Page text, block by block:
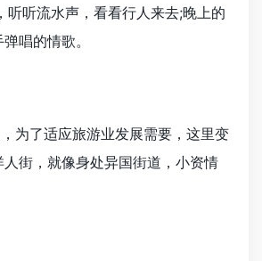
听流水声，看看行人来去;晚上的
唱的情歌。
为了适应旅游业发展需要，这里变
街，就像身处异国街道，小资情